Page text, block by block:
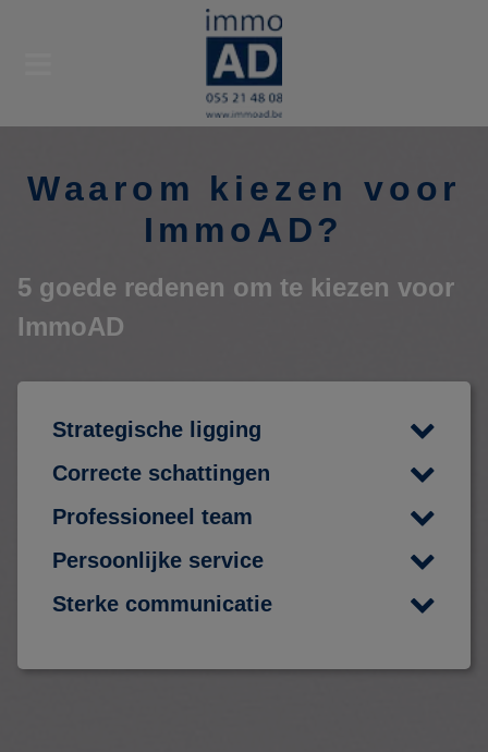
Waarom kiezen voor
ImmoAD?
5 goede redenen om te kiezen voor
ImmoAD
Strategische ligging
Correcte schattingen
Professioneel team
Persoonlijke service
Sterke communicatie